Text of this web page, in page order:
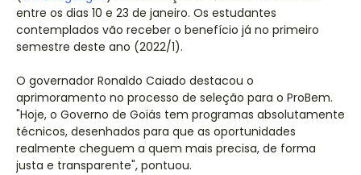
entre os dias 10 e 23 de janeiro. Os estudantes
contemplados vão receber o benefício já no primeiro
semestre deste ano (2022/1).
O governador Ronaldo Caiado destacou o
aprimoramento no processo de seleção para o ProBem.
"Hoje, o Governo de Goiás tem programas absolutamente
técnicos, desenhados para que as oportunidades
realmente cheguem a quem mais precisa, de forma
justa e transparente", pontuou.